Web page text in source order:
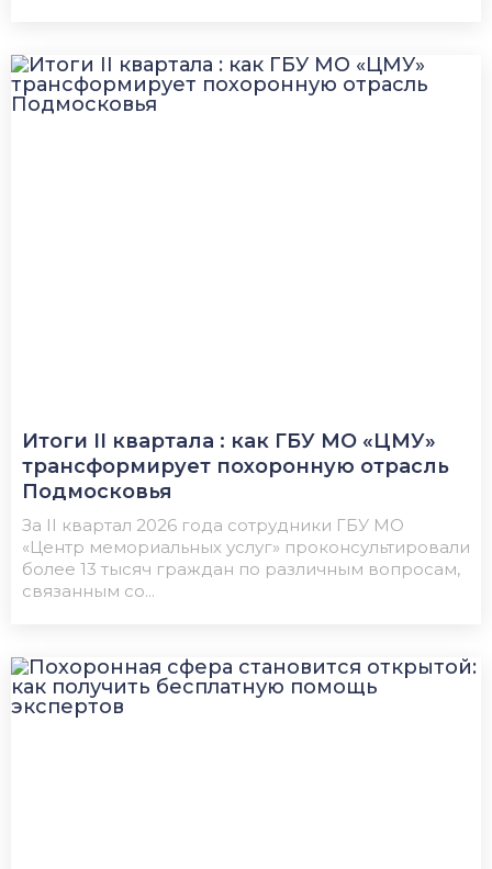
Итоги II квартала : как ГБУ МО «ЦМУ»
трансформирует похоронную отрасль
Подмосковья
За II квартал 2026 года сотрудники ГБУ МО
«Центр мемориальных услуг» проконсультировали
более 13 тысяч граждан по различным вопросам,
связанным со...